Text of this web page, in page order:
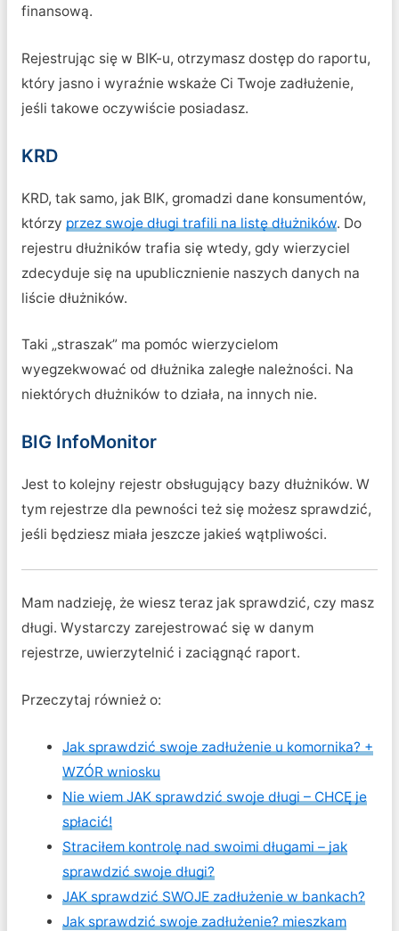
finansową.
Rejestrując się w BIK-u, otrzymasz dostęp do raportu,
który jasno i wyraźnie wskaże Ci Twoje zadłużenie,
jeśli takowe oczywiście posiadasz.
KRD
KRD, tak samo, jak BIK, gromadzi dane konsumentów,
którzy przez swoje długi trafili na listę dłużników. Do
rejestru dłużników trafia się wtedy, gdy wierzyciel
zdecyduje się na upublicznienie naszych danych na
liście dłużników.
Taki „straszak” ma pomóc wierzycielom
wyegzekwować od dłużnika zaległe należności. Na
niektórych dłużników to działa, na innych nie.
BIG InfoMonitor
Jest to kolejny rejestr obsługujący bazy dłużników. W
tym rejestrze dla pewności też się możesz sprawdzić,
jeśli będziesz miała jeszcze jakieś wątpliwości.
Mam nadzieję, że wiesz teraz jak sprawdzić, czy masz
długi. Wystarczy zarejestrować się w danym
rejestrze, uwierzytelnić i zaciągnąć raport.
Przeczytaj również o:
Jak sprawdzić swoje zadłużenie u komornika? +
WZÓR wniosku
Nie wiem JAK sprawdzić swoje długi – CHCĘ je
spłacić!
Straciłem kontrolę nad swoimi długami – jak
sprawdzić swoje długi?
JAK sprawdzić SWOJE zadłużenie w bankach?
Jak sprawdzić swoje zadłużenie? mieszkam